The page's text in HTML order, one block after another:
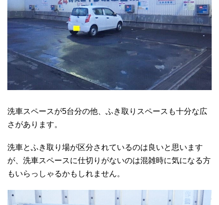
洗車スペースが5台分の他、ふき取りスペースも十分な広
さがあります。
洗車とふき取り場が区分されているのは良いと思います
が、洗車スペースに仕切りがないのは混雑時に気になる方
もいらっしゃるかもしれません。